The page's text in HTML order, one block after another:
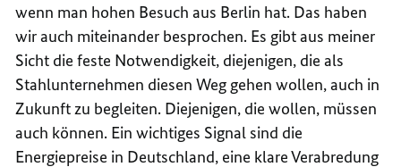
wenn man hohen Besuch aus Berlin hat. Das haben
wir auch miteinander besprochen. Es gibt aus meiner
Sicht die feste Notwendigkeit, diejenigen, die als
Stahlunternehmen diesen Weg gehen wollen, auch in
Zukunft zu begleiten. Diejenigen, die wollen, müssen
auch können. Ein wichtiges Signal sind die
Energiepreise in Deutschland, eine klare Verabredung